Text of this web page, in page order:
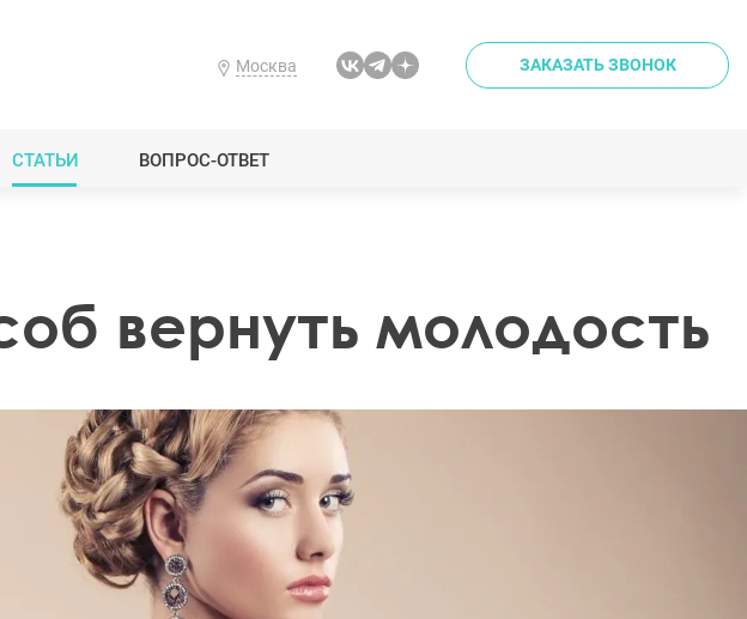
Москва ЗАКАЗАТЬ ЗВОНОК
СТАТЬИ ВОПРОС-ОТВЕТ
вернуть молодость